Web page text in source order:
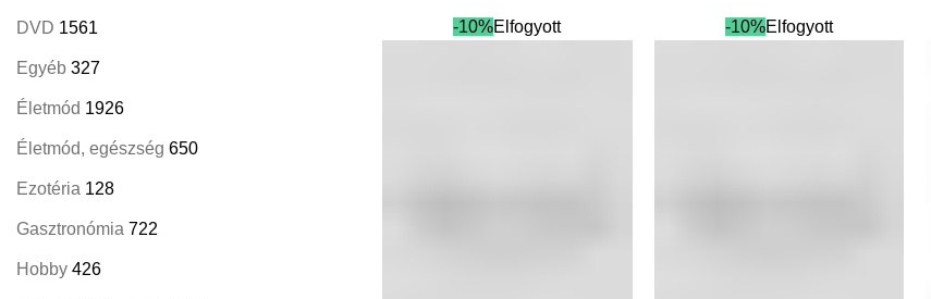
DVD 1561
Egyéb 327
Életmód 1926
Életmód, egészség 650
Ezotéria 128
Gasztronómia 722
Hobby 426
-10%Elfogyott -10%Elfogyott